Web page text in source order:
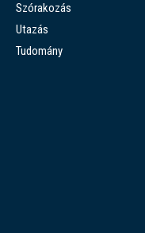
Szórakozás
Utazás
Tudomány